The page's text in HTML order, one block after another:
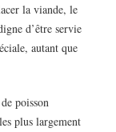
la viande, le
d’être servie
autant que
poisson
plus largement